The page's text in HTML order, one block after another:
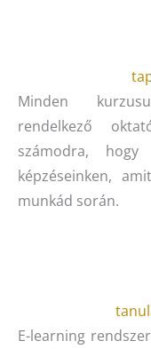
Minden
rendelkező
számodra,
képzéseinken,
munkád során.
E-learning